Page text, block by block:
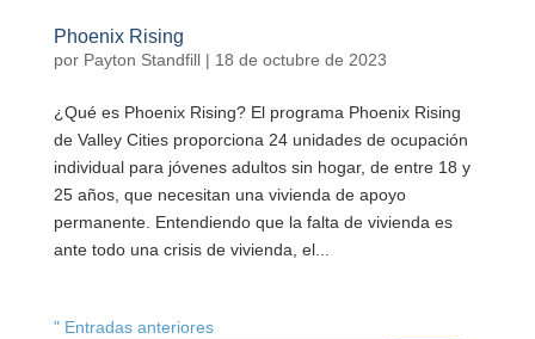
Phoenix Rising
por Payton Standfill| 18 de octubre de 2023
¿Qué es Phoenix Rising? El programa Phoenix Rising
de Valley Cities proporciona 24 unidades de ocupación
individual para jóvenes adultos sin hogar, de entre 18 y
25 años, que necesitan una vivienda de apoyo
permanente. Entendiendo que la falta de vivienda es
ante todo una crisis de vivienda, el...
" Entradas anteriores